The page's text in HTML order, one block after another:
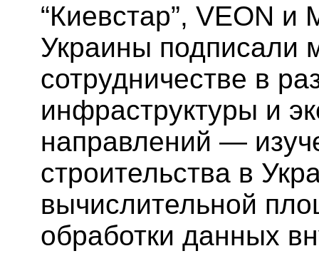
“Киевстар”, VEON и
Украины подписали
сотрудничестве в
инфраструктуры и
направлений —
строительства в
вычислительной
обработки данных